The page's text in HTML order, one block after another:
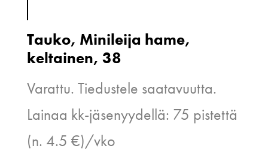
Tauko, Minileija hame,
keltainen, 38
Varattu. Tiedustele saatavuutta.
Lainaa kk-jäsenyydellä: 75 pistettä
(n. 4.5 €)/vko